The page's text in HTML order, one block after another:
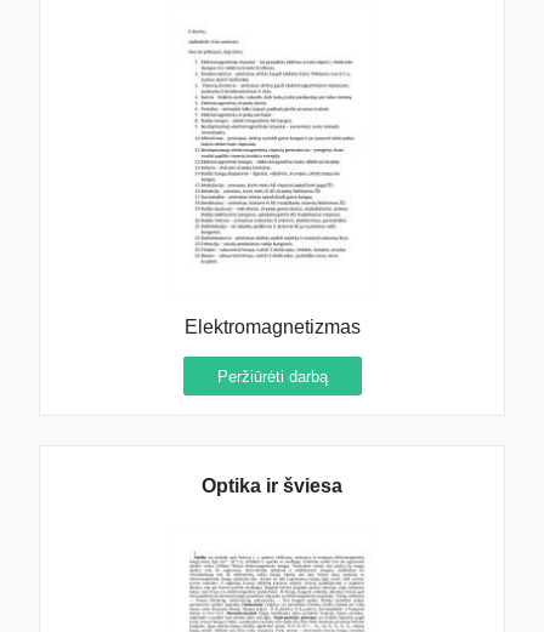
Elektromagnetizmas
Peržiūrėti darbą
Optika ir šviesa